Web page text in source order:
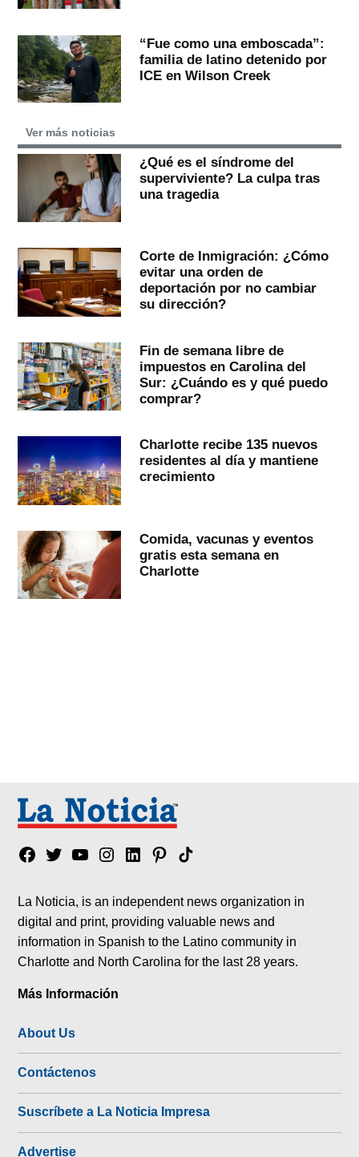
“Fue como una emboscada”:
familia de latino detenido por
ICE en Wilson Creek
Ver más noticias
¿Qué es el síndrome del
superviviente? La culpa tras
una tragedia
Corte de Inmigración: ¿Cómo
evitar una orden de
deportación por no cambiar
su dirección?
Fin de semana libre de
impuestos en Carolina del
Sur: ¿Cuándo es y qué puedo
comprar?
Charlotte recibe 135 nuevos
residentes al día y mantiene
crecimiento
Comida, vacunas y eventos
gratis esta semana en
Charlotte
Facebook
TwitterYouTubeInstagram
LinkedinPinterest
Tik
La Noticia, is an independent news organization in
digital and print, providing valuable news and
information in Spanish to the Latino community in
Charlotte and North Carolina for the last 28 years.
Más Información
About Us
Contáctenos
Suscríbete a La Noticia Impresa
Advertise